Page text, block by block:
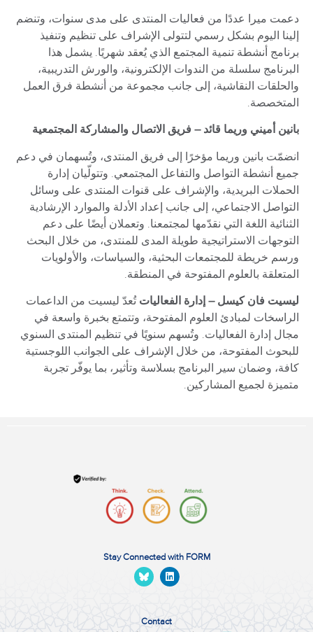
دعمت ميرا عددًا من فعاليات المنتدى على مدى سنوات، وتنضم
إلينا اليوم بشكل رسمي لتتولى الإشراف على تنظيم وتنفيذ
برنامج أنشطة تنمية المجتمع الذي يُعقد شهريًا. يشمل هذا
البرنامج سلسلة من الندوات الإلكترونية، والورش التدريبية،
والحلقات النقاشية، إلى جانب مجموعة من أنشطة فرق العمل
المتخصصة.
بانين أميني وريما قائد – فريق الاتصال والمشاركة المجتمعية
انضمّت بانين وريما مؤخرًا إلى فريق المنتدى، وتُسهمان في دعم
جميع أنشطة التواصل والتفاعل المجتمعي. وتتولّيان إدارة
الحملات البريدية، والإشراف على قنوات المنتدى على وسائل
التواصل الاجتماعي، إلى جانب إعداد الأدلة والموارد الإرشادية
الثنائية اللغة التي نقدّمها لمجتمعنا. وتعملان أيضًا على دعم
التوجهات الاستراتيجية طويلة المدى للمنتدى، من خلال البحث
ورسم خريطة للمجتمعات البحثية، والسياسات، والأولويات
المتعلقة بالعلوم المفتوحة في المنطقة.
ليسيت فان كيسل – إدارة الفعاليات تُعدّ ليسيت من الداعمات
الراسخات لمبادئ العلوم المفتوحة، وتتمتع بخبرة واسعة في
مجال إدارة الفعاليات. وتُسهم سنويًا في تنظيم المنتدى السنوي
للبحوث المفتوحة، من خلال الإشراف على الجوانب اللوجستية
كافة، وضمان سير البرنامج بسلاسة وتأثير، بما يوفّر تجربة
متميزة لجميع المشاركين.
Stay Connected with FORM
Contact